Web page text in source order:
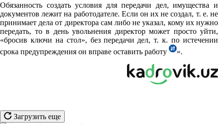
Обязанность создать условия для передачи дел, имущества и
документов лежит на работодателе. Если он их не создал, т. е. не
принимает дела от директора сам либо не указал, кому их нужно
передать, то в день увольнения директор может просто уйти,
«бросив ключи на стол», без передачи дел, т. к. по истечении
срока предупреждения он вправе оставить работу
».
Загрузить еще